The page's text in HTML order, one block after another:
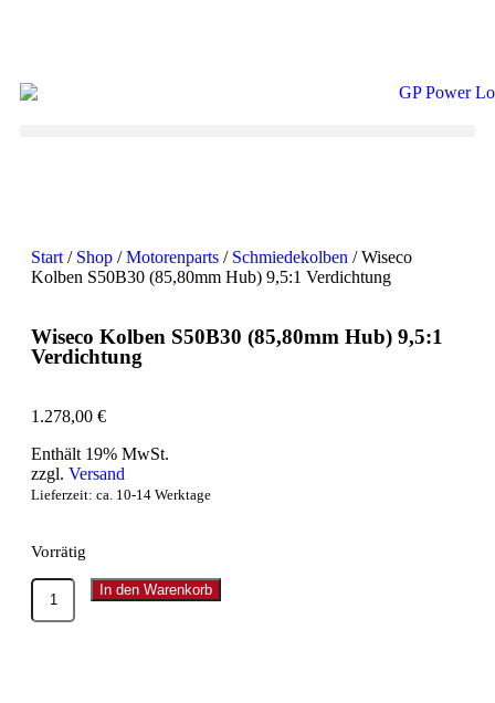
Start / Shop /Motorenparts / Schmiedekolben / Wiseco
Kolben S50B30 (85,80mm Hub) 9,5:1 Verdichtung
Wiseco Kolben S50B30 (85,80mm Hub) 9,5:1
Verdichtung
1.278,00 €
Enthält 19% MwSt.
zzgl. Versand
Lieferzeit: ca. 10-14 Werktage
Vorrätig
In den Warenkorb